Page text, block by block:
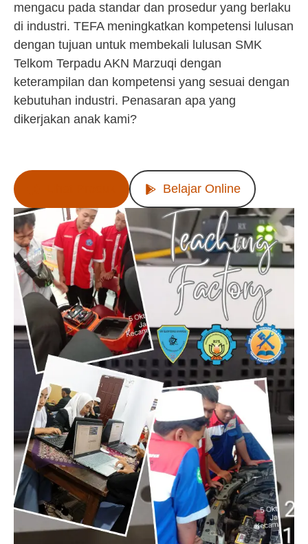
mengacu pada standar dan prosedur yang berlaku
di industri. TEFA meningkatkan kompetensi lulusan
dengan tujuan untuk membekali lulusan SMK
Telkom Terpadu AKN Marzuqi dengan
keterampilan dan kompetensi yang sesuai dengan
kebutuhan industri. Penasaran apa yang
dikerjakan anak kami?
Belajar Online